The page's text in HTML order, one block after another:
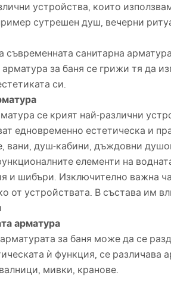
устройства, които
сутрешен душ, вечерни
санитарна
за баня се грижи тя да
си.
се крият най-различни
едновременно естетическа и
вани, душ-кабини, дъждовни
елементи на
и шибъри. Изключително важна
от устройствата. В състава им
арматура
за баня може да се
ѝ функция, се различава
мивки, кранове.